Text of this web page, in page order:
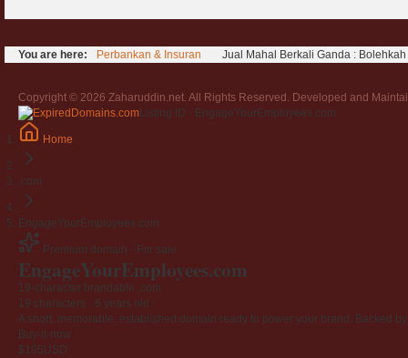
You are here: Perbankan & Insuran Jual Mahal Berkali Ganda : Bolehkah
Copyright © 2026 Zaharuddin.net. All Rights Reserved. Developed and
Listing ID · EngageYourEmployees.com
Home
.com
EngageYourEmployees.com
Premium domain · For sale
EngageYourEmployees.com
19-character brandable .com
19 characters · 6 years old
A short, memorable, established domain ready to power your brand. Backed
Buy-it-now
$195USD